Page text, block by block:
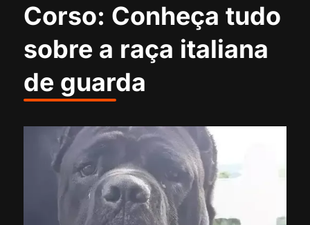
Corso: Conheça tudo
sobre a raça italiana
de guarda